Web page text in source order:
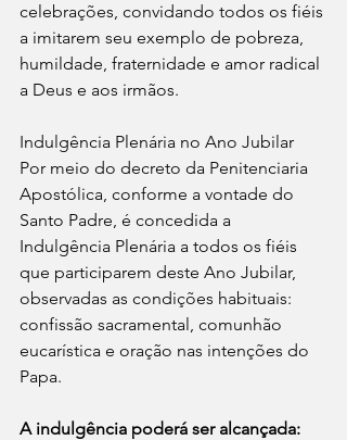
celebrações, convidando todos os fiéis
a imitarem seu exemplo de pobreza,
humildade, fraternidade e amor radical
a Deus e aos irmãos.
Indulgência Plenária no Ano Jubilar
Por meio do decreto da Penitenciaria
Apostólica, conforme a vontade do
Santo Padre, é concedida a
Indulgência Plenária a todos os fiéis
que participarem deste Ano Jubilar,
observadas as condições habituais:
confissão sacramental, comunhão
eucarística e oração nas intenções do
Papa.
A indulgência poderá ser alcançada: